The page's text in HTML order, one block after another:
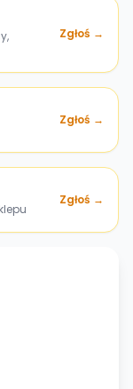
Zgłoś →
Zgłoś →
Zgłoś →